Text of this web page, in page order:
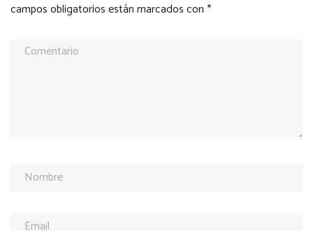
campos obligatorios están marcados con*